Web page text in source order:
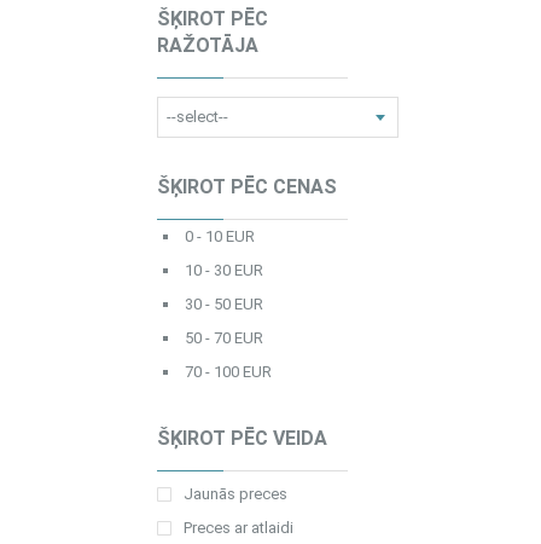
ŠĶIROT PĒC
RAŽOTĀJA
ŠĶIROT PĒC CENAS
0 - 10 EUR
10 - 30 EUR
30 - 50 EUR
50 - 70 EUR
70 - 100 EUR
ŠĶIROT PĒC VEIDA
Jaunās preces
Preces ar atlaidi